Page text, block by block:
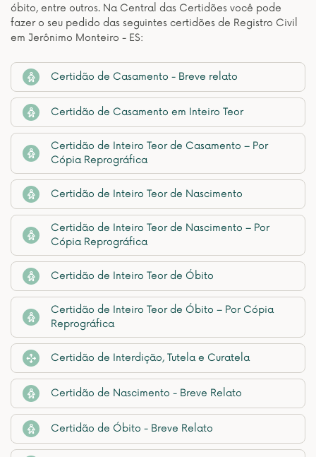
óbito, entre outros. Na Central das Certidões você pode
fazer o seu pedido das seguintes certidões de Registro Civil
em Jerônimo Monteiro - ES:
Certidão de Casamento - Breve relato
Certidão de Casamento em Inteiro Teor
Certidão de Inteiro Teor de Casamento – Por
Cópia Reprográfica
Certidão de Inteiro Teor de Nascimento
Certidão de Inteiro Teor de Nascimento – Por
Cópia Reprográfica
Certidão de Inteiro Teor de Óbito
Certidão de Inteiro Teor de Óbito – Por Cópia
Reprográfica
Certidão de Interdição, Tutela e Curatela
Certidão de Nascimento - Breve Relato
Certidão de Óbito - Breve Relato